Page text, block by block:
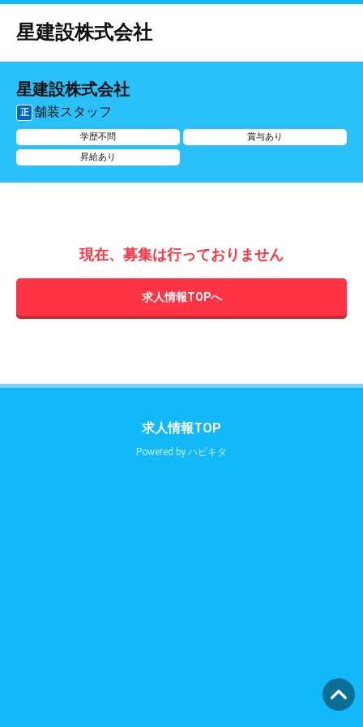
星建設株式会社
星建設株式会社
正 舗装スタッフ
学歴不問
賞与あり
昇給あり
現在、募集は行っておりません
求人情報TOPへ
求人情報TOP
Powered by ハピキタ